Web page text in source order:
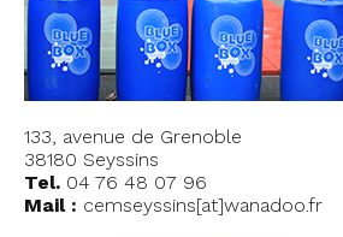
133, avenue de Grenoble
38180 Seyssins
Tel. 04 76 48 07 96
Mail : cemseyssins[at]wanadoo.fr